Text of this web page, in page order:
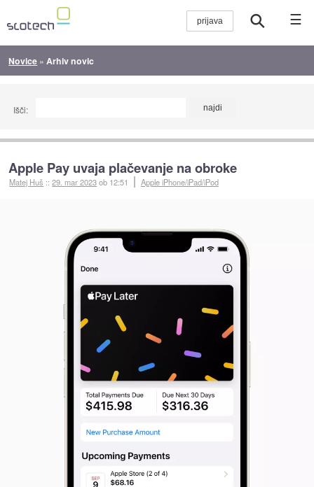
☰
Novice » Arhiv novic
Išči:
Apple Pay uvaja plačevanje na obroke
Matej Huš ::29. mar 2023ob 12:51 Apple iPhone/iPad/iPod